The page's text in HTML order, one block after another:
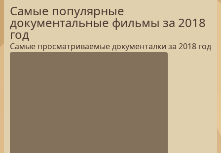
Самые популярные
документальные фильмы за 2018
год
Самые просматриваемые документалки за 2018 год